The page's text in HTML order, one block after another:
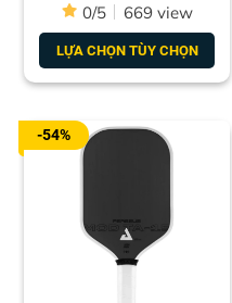
0/5 669 view
LỰA CHỌN TÙY CHỌN
-54%